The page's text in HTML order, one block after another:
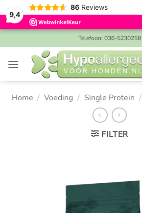
9,4
86 Reviews
Ga
naar
inhoud
Telefoon: 036-5230258
Home / Voeding / Single Protein /
FILTER